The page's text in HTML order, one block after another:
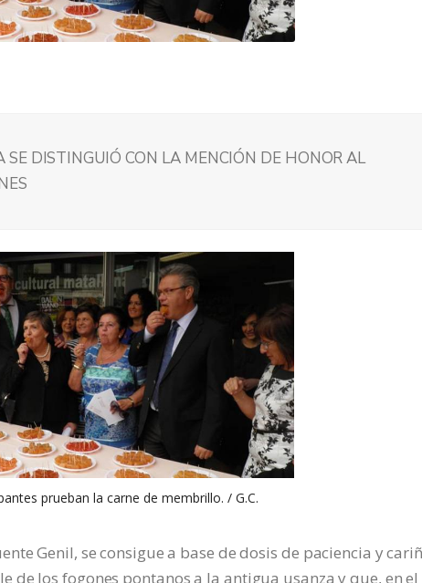
SE DISTINGUIÓ CON LA MENCIÓN DE HONOR AL
prueban la carne de membrillo. / G.C.
Genil, se consigue a base de dosis de paciencia y
de los fogones pontanos a la antigua usanza y que, en el